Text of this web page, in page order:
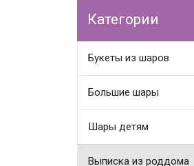
Категории
Букеты из шаров
Большие шары
Шары детям
Выписка из роддома